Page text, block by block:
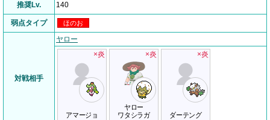
推奨Lv. 140
弱点タイプ ほのお
対戦相手
ヤロー
アマージョ
×炎
ヤロー
ワタシラガ
×炎
ダーテング
×炎